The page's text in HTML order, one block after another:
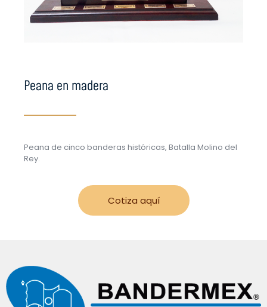
Peana en madera
Peana de cinco banderas históricas, Batalla Molino del
Rey.
Cotiza aquí